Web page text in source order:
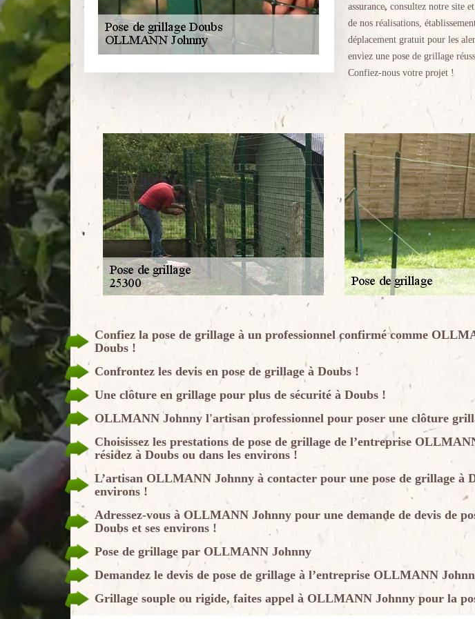
assurance, consultez notre site
de nos réalisations,
déplacement gratuit pour les
enviez une pose de grillage
Confiez-nous votre projet !
Confiez la pose de grillage à un professionnel confirmé comme
Doubs !
Confrontez les devis en pose de grillage à Doubs !
Une clôture en grillage pour plus de sécurité à Doubs !
OLLMANN Johnny l'artisan professionnel pour poser une clôture
Choisissez les prestations de pose de grillage de l’entreprise
résidez à Doubs ou dans les environs !
L’artisan OLLMANN Johnny à contacter pour une pose de grillage à
environs !
Adressez-vous à OLLMANN Johnny pour une demande de devis de
Doubs et ses environs !
Pose de grillage par OLLMANN Johnny
Demandez le devis de pose de grillage à l’entreprise OLLMANN
Grillage souple ou rigide, faites appel à OLLMANN Johnny pour la